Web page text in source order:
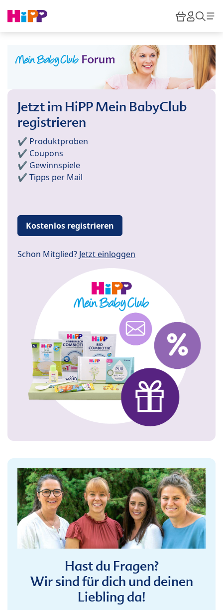
HiPP
Jetzt im HiPP Mein BabyClub
registrieren
✔️ Produktproben
✔️ Coupons
✔️ Gewinnspiele
✔️ Tipps per Mail
Kostenlos registrieren
Schon Mitglied? Jetzt einloggen
Hast du Fragen?
Wir sind für dich und deinen
Liebling da!